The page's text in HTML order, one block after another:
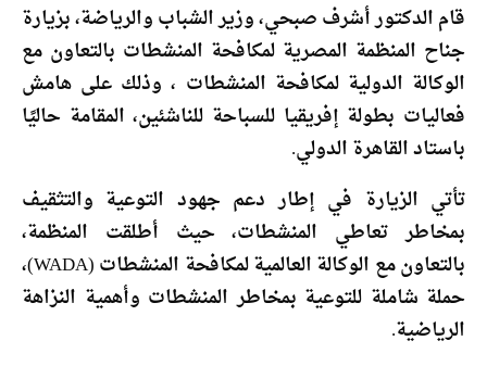
قام الدكتور أشرف صبحي، وزير الشباب والرياضة، بزيارة
جناح المنظمة المصرية لمكافحة المنشطات بالتعاون مع
الوكالة الدولية لمكافحة المنشطات ، وذلك على هامش
فعاليات بطولة إفريقيا للسباحة للناشئين، المقامة حاليًا
باستاد القاهرة الدولي.
تأتي الزيارة في إطار دعم جهود التوعية والتثقيف
بمخاطر تعاطي المنشطات، حيث أطلقت المنظمة،
بالتعاون مع الوكالة العالمية لمكافحة المنشطات (WADA)،
حملة شاملة للتوعية بمخاطر المنشطات وأهمية النزاهة
الرياضية.